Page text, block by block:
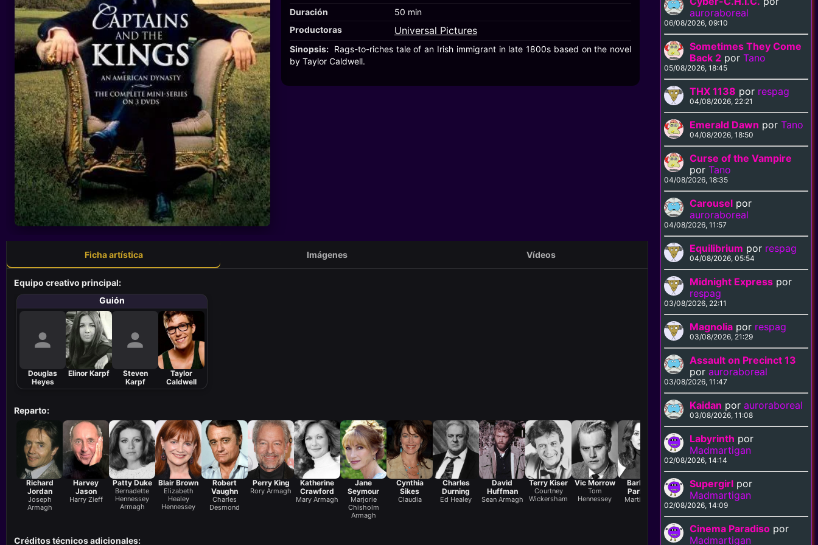
Duración
50 min
Productoras
Universal Pictures
Sinopsis: Rags-to-riches tale of an Irish immigrant in late 1800s based on the novel
by Taylor Caldwell.
Ficha artística Imágenes Vídeos
Equipo creativo principal:
Guión
Douglas
Heyes
Elinor Karpf
Steven
Karpf
Taylor
Caldwell
Reparto:
Richard
Jordan
Joseph
Armagh
Harvey
Jason
Harry Zieff
Patty Duke
Bernadette
Hennessey
Armagh
Blair Brown
Elizabeth
Healey
Hennessey
Robert
Vaughn
Charles
Desmond
Perry King
Rory Armagh
Katherine
Crawford
Mary Armagh
Jane
Seymour
Marjorie
Chisholm
Armagh
Cynthia
Sikes
Claudia
Charles
Durning
Ed Healey
David
Huffman
Sean Armagh
Terry Kiser
Courtney
Wickersham
Vic Morrow
Tom
Hennessey
Barbara
Parkins
Martinique
Joanna
Pettet
Katherine
Hennessey
Jenny
Sullivan
Honora
Houlihan
Créditos técnicos adicionales:
auroraboreal
06/08/2026, 09:10
Sometimes They Come
Back 2 porTano
05/08/2026, 18:45
THX 1138 por respag
04/08/2026, 22:21
Emerald Dawn porTano
04/08/2026, 18:50
Curse of the Vampire
porTano
04/08/2026, 18:35
Carousel por
auroraboreal
04/08/2026, 11:57
Equilibrium por respag
04/08/2026, 05:54
Midnight Express por
respag
03/08/2026, 22:11
Magnolia por respag
03/08/2026, 21:29
Assault on Precinct 13
porauroraboreal
03/08/2026, 11:47
Kaidan porauroraboreal
03/08/2026, 11:08
Labyrinth por
Madmartigan
02/08/2026, 14:14
Supergirl por
Madmartigan
02/08/2026, 14:09
Cinema Paradiso por
Madmartigan